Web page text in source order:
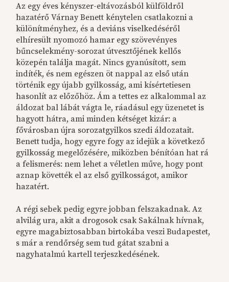
Az egy éves kényszer-eltávozásból külföldről
hazatérő Várnay Benett kénytelen csatlakozni a
különítményhez, és a deviáns viselkedéséről
elhíresült nyomozó hamar egy szövevényes
bűncselekmény-sorozat útvesztőjének kellős
közepén találja magát. Nincs gyanúsított, sem
indíték, és nem egészen öt nappal az első után
történik egy újabb gyilkosság, ami kísértetiesen
hasonlít az előzőhöz. Ám a tettes ez alkalommal az
áldozat bal lábát vágta le, ráadásul egy üzenetet is
hagyott hátra, ami minden kétséget kizár: a
fővárosban újra sorozatgyilkos szedi áldozatait.
Benett tudja, hogy egyre fogy az idejük a következő
gyilkosság megelőzésére, miközben bénítóan hat rá
a felismerés: nem lehet a véletlen műve, hogy pont
aznap követték el az első gyilkosságot, amikor
hazatért.
A régi sebek pedig egyre jobban felszakadnak. Az
alvilág ura, akit a drogosok csak Sakálnak hívnak,
egyre magabiztosabban birtokába veszi Budapestet,
s már a rendőrség sem tud gátat szabni a
nagyhatalmú kartell terjeszkedésének.